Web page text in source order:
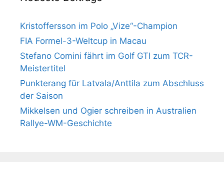
Kristoffersson im Polo „Vize“-Champion
FIA Formel-3-Weltcup in Macau
Stefano Comini fährt im Golf GTI zum TCR-
Meistertitel
Punkterang für Latvala/Anttila zum Abschluss
der Saison
Mikkelsen und Ogier schreiben in Australien
Rallye-WM-Geschichte